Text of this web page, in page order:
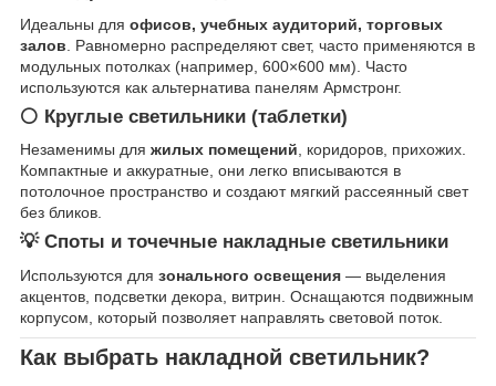
Идеальны для офисов, учебных аудиторий, торговых
залов . Равномерно распределяют свет, часто применяются в
модульных потолках (например, 600×600 мм). Часто
используются как альтернатива панелям Армстронг.
⚪ Круглые светильники (таблетки)
Незаменимы для жилых помещений, коридоров, прихожих.
Компактные и аккуратные, они легко вписываются в
потолочное пространство и создают мягкий рассеянный свет
без бликов.
💡 Споты и точечные накладные светильники
Используются для зонального освещения — выделения
акцентов, подсветки декора, витрин. Оснащаются подвижным
корпусом, который позволяет направлять световой поток.
Как выбрать накладной светильник?